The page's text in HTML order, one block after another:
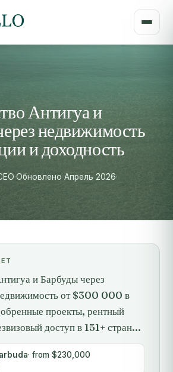
Антигуа и
недвижимость
и доходность
·Обновлено Апрель 2026·
и Барбуды через
от $300 000 в
проекты, рентный
доступ в 151+ стран...
· from $230,000